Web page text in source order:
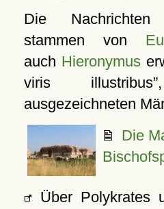
Die
stammen von
auch Hieronymus
viris illustribus
ausgezeichneten
Die
Über Polykrates